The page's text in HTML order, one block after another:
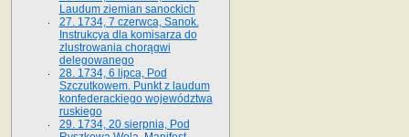
Laudum ziemian sanockich
27. 1734, 7 czerwca, Sanok.
Instrukcya dla komisarza do
zlustrowania chorągwi
delegowanego
28. 1734, 6 lipca, Pod
Szczutkowem. Punkt z laudum
konfederackiego województwa
ruskiego
29. 1734, 20 sierpnia, Pod